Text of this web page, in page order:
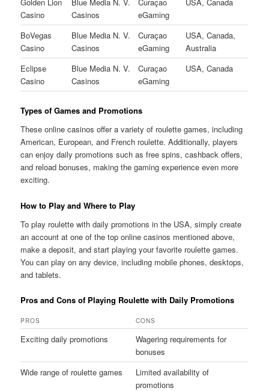
Casino
Casinos
eGaming
BoVegas
Casino
Blue Media N. V.
Casinos
Curaçao
eGaming
USA, Canada,
Australia
Eclipse
Casino
Blue Media N. V.
Casinos
Curaçao
eGaming
USA, Canada
Types of Games and Promotions
These online casinos offer a variety of roulette games, including
American, European, and French roulette. Additionally, players
can enjoy daily promotions such as free spins, cashback offers,
and reload bonuses, making the gaming experience even more
exciting.
How to Play and Where to Play
To play roulette with daily promotions in the USA, simply create
an account at one of the top online casinos mentioned above,
make a deposit, and start playing your favorite roulette games.
You can play on any device, including mobile phones, desktops,
and tablets.
Pros and Cons of Playing Roulette with Daily Promotions
PROS CONS
Exciting daily promotions
Wagering requirements for
bonuses
Wide range of roulette games
Limited availability of
promotions